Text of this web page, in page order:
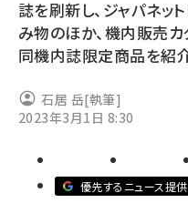
ecbeing (1207)
アスクル (1119)
base (1077)
revico (740)
誌を刷新し、ジャパネッ
み物のほか、機内販売
同機内誌限定商品を紹
石居 岳[執筆]
2023年3月1日 8:30
優先するニュース提